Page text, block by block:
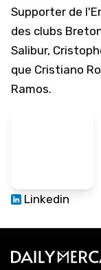
Supporter de
des clubs
Salibur,
que Cristiano
Ramos.
Linkedin